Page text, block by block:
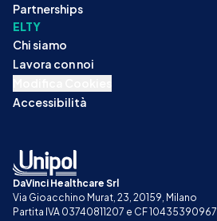
Partnerships
ELTY
Chi siamo
Lavora con noi
Accessibilità
DaVinci Healthcare Srl
Via Gioacchino Murat, 23, 20159, Milano
Partita IVA 03740811207 e CF 10435390967